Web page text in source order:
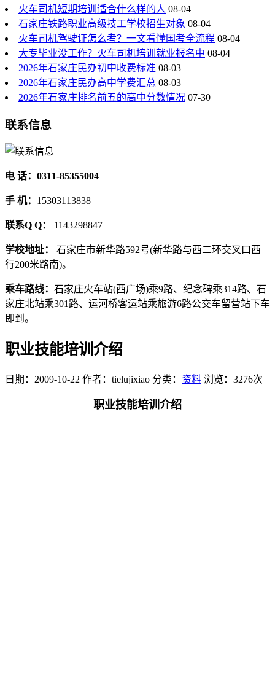
火车司机短期培训适合什么样的人 08-04
石家庄铁路职业高级技工学校招生对象 08-04
火车司机驾驶证怎么考？一文看懂国考全流程 08-04
大专毕业没工作？火车司机培训就业报名中 08-04
2026年石家庄民办初中收费标准 08-03
2026年石家庄民办高中学费汇总 08-03
2026年石家庄排名前五的高中分数情况 07-30
联系信息
电 话：0311-85355004
手 机： 15303113838
联系Q Q： 1143298847
学校地址： 石家庄市新华路592号(新华路与西二环交叉口西
行200米路南)。
乘车路线： 石家庄火车站(西广场)乘9路、纪念碑乘314路、石
家庄北站乘301路、运河桥客运站乘旅游6路公交车留营站下车
即到。
职业技能培训介绍
日期：2009-10-22 作者：tielujixiao 分类： 资料 浏览：3276次
职业技能培训介绍